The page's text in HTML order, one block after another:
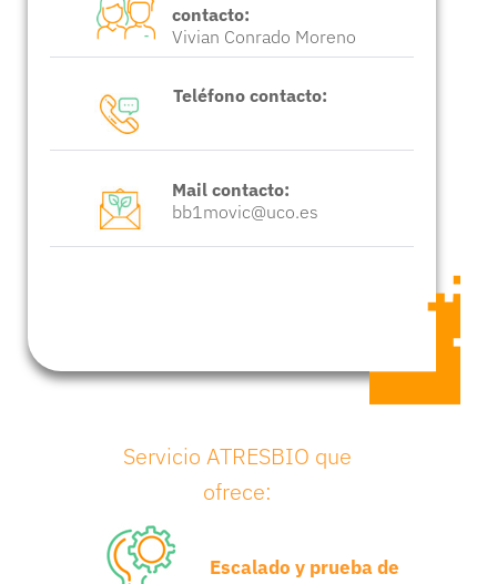
Servicio ATRESBIO que
ofrece:
Escalado y prueba de
contacto:
Vivian Conrado Moreno
Teléfono contacto:
Mail contacto:
bb1movic@uco.es